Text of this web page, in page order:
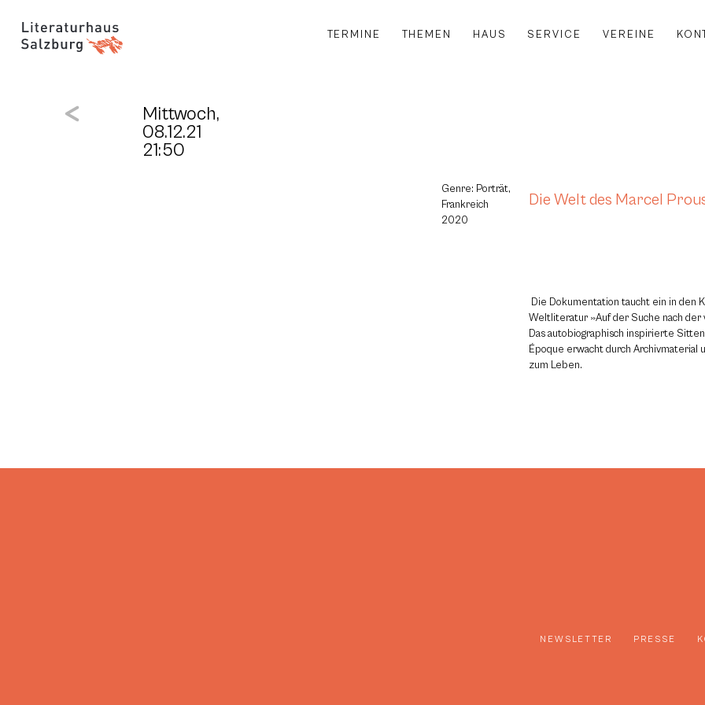
TERMINE THEMEN HAUS SERVICE VEREINE
Mittwoch,
08.12.21
21:50
Genre: Porträt,
Frankreich
2020
Die Welt des Marcel
Die Dokumentation taucht ein in den
Weltliteratur »Auf der Suche nach der
Das autobiographisch inspirierte
Époque erwacht durch Archivmaterial
zum Leben.
NEWSLETTER PRESSE